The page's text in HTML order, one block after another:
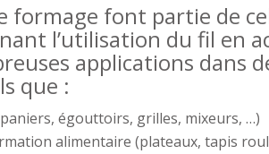
formage font partie de
l’utilisation du fil en
applications dans
que :
égouttoirs, grilles, mixeurs, …)
alimentaire (plateaux, tapis